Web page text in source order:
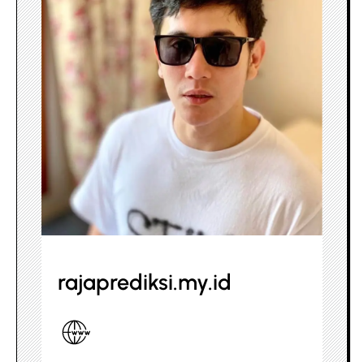
rajaprediksi.my.id